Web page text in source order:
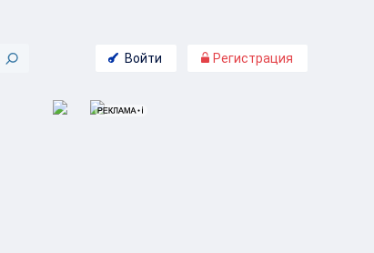
Войти Регистрация